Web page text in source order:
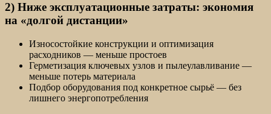
2) Ниже эксплуатационные затраты: экономия
на «долгой дистанции»
Износостойкие конструкции и оптимизация
расходников — меньше простоев
Герметизация ключевых узлов и пылеулавливание —
меньше потерь материала
Подбор оборудования под конкретное сырьё — без
лишнего энергопотребления